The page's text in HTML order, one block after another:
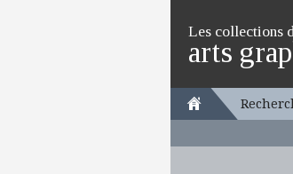
Les collections
arts